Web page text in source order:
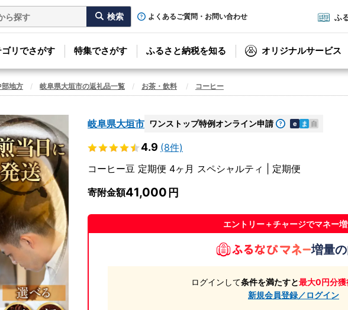
よくあるご質問・お問い合わせ ふ
ゴリでさがす 特集でさがす ふるさと納税を知る オリジナルサービス
部地方 岐阜県大垣市の返礼品一覧 お茶・飲料 コーヒー
岐阜県大垣市 ワンストップ特例オンライン申請 e ま 自
4.9 (8件)
コーヒー豆 定期便 4ヶ月 スペシャルティ | 定期便
寄附金額41,000
エントリー＋チャージでマネー増
増量
ログインして条件を満たすと最大0円分獲
新規会員登録／ログイン